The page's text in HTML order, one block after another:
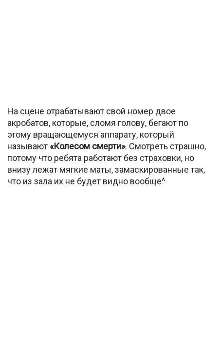
На сцене отрабатывают свой номер двое
акробатов, которые, сломя голову, бегают по
этому вращающемуся аппарату, который
называют«Колесом смерти». Смотреть страшно,
потому что ребята работают без страховки, но
внизу лежат мягкие маты, замаскированные так,
что из зала их не будет видно вообще^